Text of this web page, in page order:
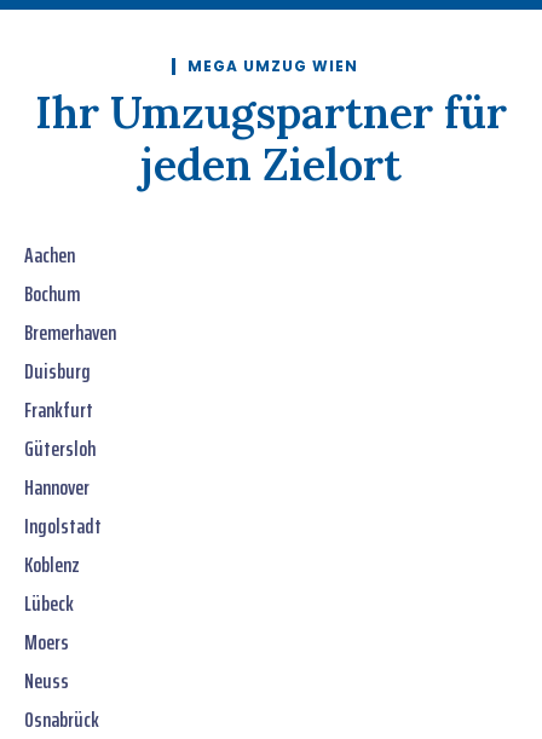
MEGA UMZUG WIEN
Ihr Umzugspartner für
jeden Zielort
Aachen
Bochum
Bremerhaven
Duisburg
Frankfurt
Gütersloh
Hannover
Ingolstadt
Koblenz
Lübeck
Moers
Neuss
Osnabrück